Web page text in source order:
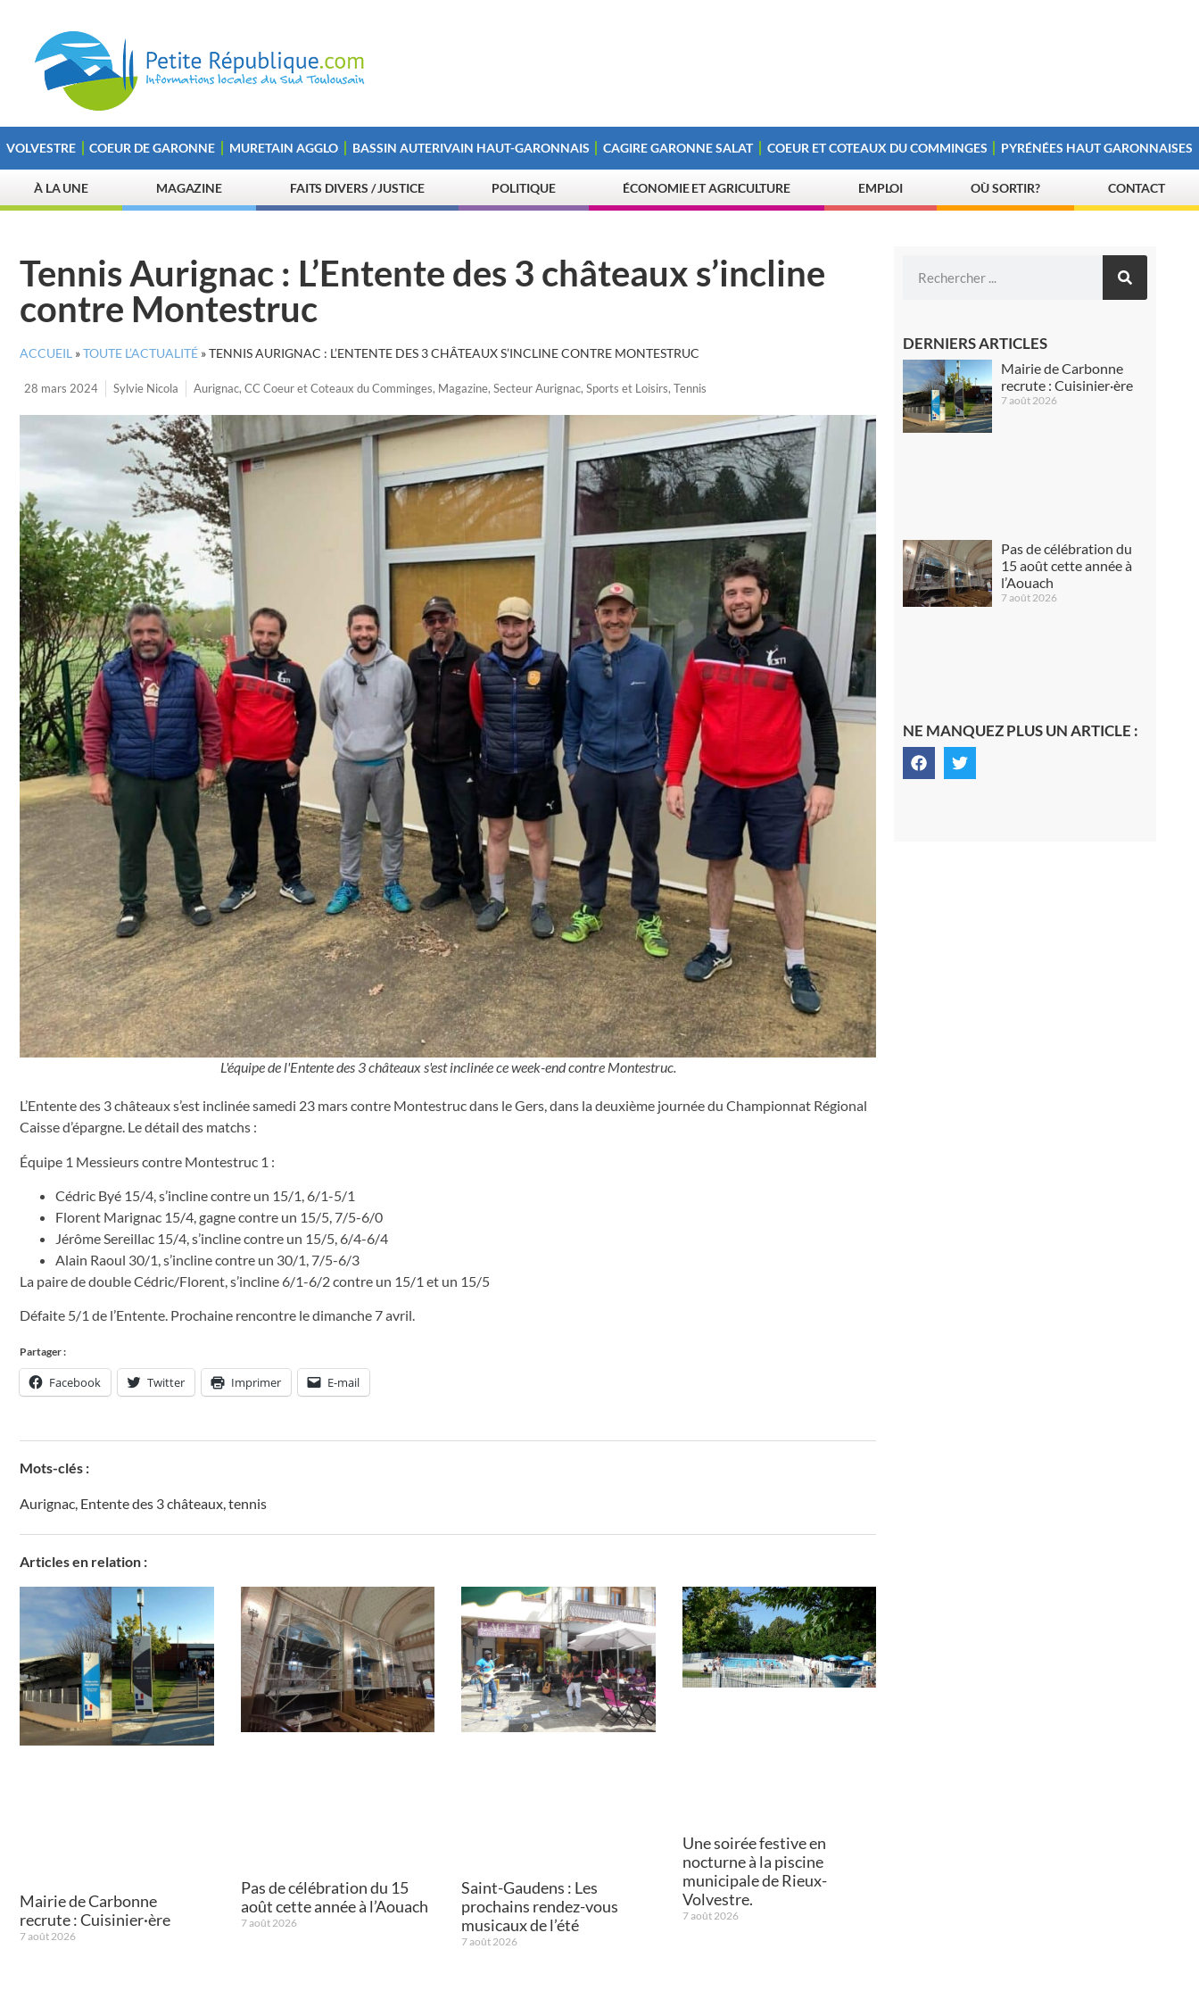
VOLVESTRE COEUR DE GARONNE MURETAIN AGGLO BASSIN AUTERIVAIN HAUT-GARONNAIS CAGIRE GARONNE SALAT COEUR ET COTEAUX DU COMMINGES PYRÉNÉES HAUT GARONNAISES
À LA UNE MAGAZINE FAITS DIVERS / JUSTICE POLITIQUE ÉCONOMIE ET AGRICULTURE EMPLOI OÙ SORTIR? CONTACT
Tennis Aurignac : L’Entente des 3 châteaux s’incline
contre Montestruc
ACCUEIL »TOUTE L’ACTUALITÉ »TENNIS AURIGNAC : L’ENTENTE DES 3 CHÂTEAUX S’INCLINE CONTRE MONTESTRUC
28 mars 2024 Sylvie Nicola Aurignac, CC Coeur et Coteaux du Comminges, Magazine, Secteur Aurignac, Sports et Loisirs, Tennis
L'équipe de l'Entente des 3 châteaux s'est inclinée ce week-end contre Montestruc.
L’Entente des 3 châteaux s’est inclinée samedi 23 mars contre Montestruc dans le Gers, dans la deuxième journée du Championnat Régional
Caisse d’épargne. Le détail des matchs :
Équipe 1 Messieurs contre Montestruc 1 :
Cédric Byé 15/4, s’incline contre un 15/1, 6/1-5/1
Florent Marignac 15/4, gagne contre un 15/5, 7/5-6/0
Jérôme Sereillac 15/4, s’incline contre un 15/5, 6/4-6/4
Alain Raoul 30/1, s’incline contre un 30/1, 7/5-6/3
La paire de double Cédric/Florent, s’incline 6/1-6/2 contre un 15/1 et un 15/5
Défaite 5/1 de l’Entente. Prochaine rencontre le dimanche 7 avril.
Partager :
Facebook Twitter Imprimer E-mail
Mots-clés :
Aurignac Entente des 3 châteaux tennis
Articles en relation :
Mairie de Carbonne
recrute : Cuisinier·ère
7 août 2026
Pas de célébration du 15
août cette année à l’Aouach
7 août 2026
Saint-Gaudens : Les
prochains rendez-vous
musicaux de l’été
7 août 2026
Une soirée festive en
nocturne à la piscine
municipale de Rieux-
Volvestre.
7 août 2026
DERNIERS ARTICLES
Mairie de Carbonne
recrute : Cuisinier·ère
7 août 2026
Pas de célébration du
15 août cette année à
l’Aouach
7 août 2026
NE MANQUEZ PLUS UN ARTICLE :